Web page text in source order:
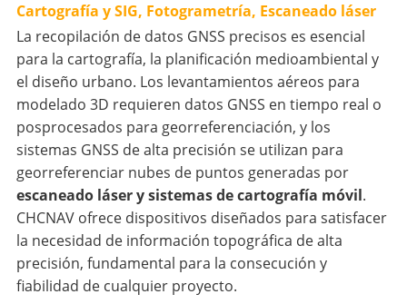
Cartografía y SIG, Fotogrametría, Escaneado láser
La recopilación de datos GNSS precisos es esencial
para la cartografía, la planificación medioambiental y
el diseño urbano. Los levantamientos aéreos para
modelado 3D requieren datos GNSS en tiempo real o
posprocesados para georreferenciación, y los
sistemas GNSS de alta precisión se utilizan para
georreferenciar nubes de puntos generadas por
escaneado láser y sistemas de cartografía móvil.
CHCNAV ofrece dispositivos diseñados para satisfacer
la necesidad de información topográfica de alta
precisión, fundamental para la consecución y
fiabilidad de cualquier proyecto.